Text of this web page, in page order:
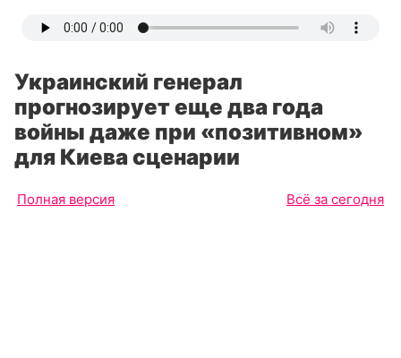
Украинский генерал
прогнозирует еще два года
войны даже при «позитивном»
для Киева сценарии
Полная версия Всё за сегодня